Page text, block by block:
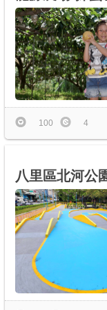
100 4
八里區北河公